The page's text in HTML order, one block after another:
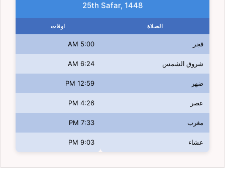
25th Safar, 1448
الصلاة اوقات
فجر 5:00 AM
شروق الشمس 6:24 AM
ضهر 12:59 PM
عصر 4:26 PM
مغرب 7:33 PM
عشاء 9:03 PM